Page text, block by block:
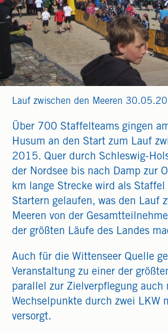
Lauf zwischen den Meeren
Über 700 Staffelteams gingen
Husum an den Start zum Lauf
2015. Quer durch Schleswig-
der Nordsee bis nach Damp zur
km lange Strecke wird als
Startern gelaufen, was den Lauf
Meeren von der
der größten Läufe des Landes
Auch für die Wittenseer Quelle
Veranstaltung zu einer der
parallel zur Zielverpflegung auch
Wechselpunkte durch zwei LKW
versorgt.